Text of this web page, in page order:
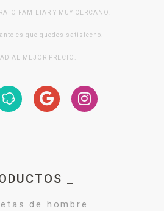
FAMILIAR Y MUY CERCANO.
es que quedes satisfecho.
AL MEJOR PRECIO.
_
de hombre